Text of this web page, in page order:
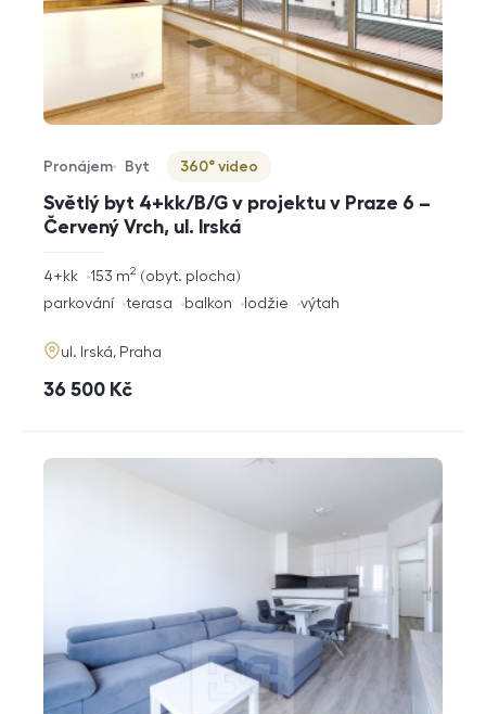
Světlý byt 4+kk/B/G v projektu v Praze 6 –
Červený Vrch, ul. Irská
Typ nabídky
Pronájem
Typ nemovitosti
Byt
Virtuální prohlídka
360° video
rozměry
dispozice
4+kk obyt. plocha
153 m2
funkce
parkování terasa balkon lodžie výtah
adresa
ul. Irská, Praha
cena
36 500 Kč